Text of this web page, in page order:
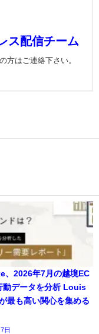
ス配信チーム
方はご連絡下さい。
、2026年7月の越境EC
動データを分析 Louis
最も高い関心を集める
日